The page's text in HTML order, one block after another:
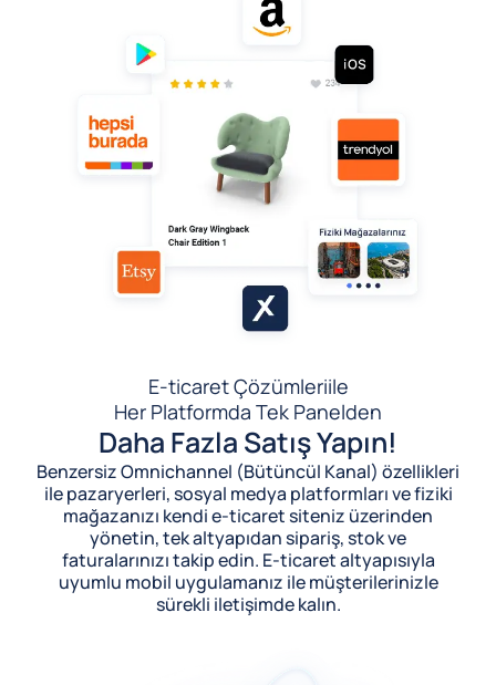
E-ticaret Çözümleriile
Her Platformda Tek Panelden
Daha Fazla Satış Yapın!
Benzersiz Omnichannel (Bütüncül Kanal) özellikleri
ile pazaryerleri, sosyal medya platformları ve fiziki
mağazanızı kendi e-ticaret siteniz üzerinden
yönetin, tek altyapıdan sipariş, stok ve
faturalarınızı takip edin. E-ticaret altyapısıyla
uyumlu mobil uygulamanız ile müşterilerinizle
sürekli iletişimde kalın.